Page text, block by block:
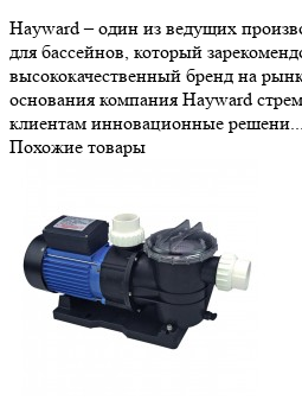
Hayward – один из ведущих
для бассейнов, который
высококачественный бренд на
основания компания Hayward
клиентам инновационные решени...
Похожие товары